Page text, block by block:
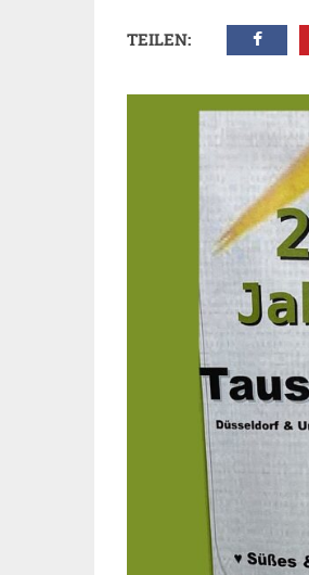
TEILEN: